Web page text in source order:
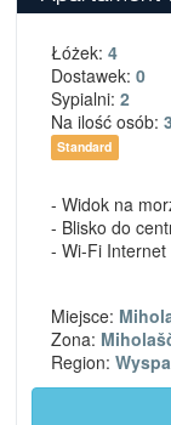
Łóżek: 4
Dostawek: 0
Sypialni: 2
Na ilość osób:
Standard
- Widok na
- Blisko do
- Wi-Fi Internet
Miejsce:
Zona:
Region: